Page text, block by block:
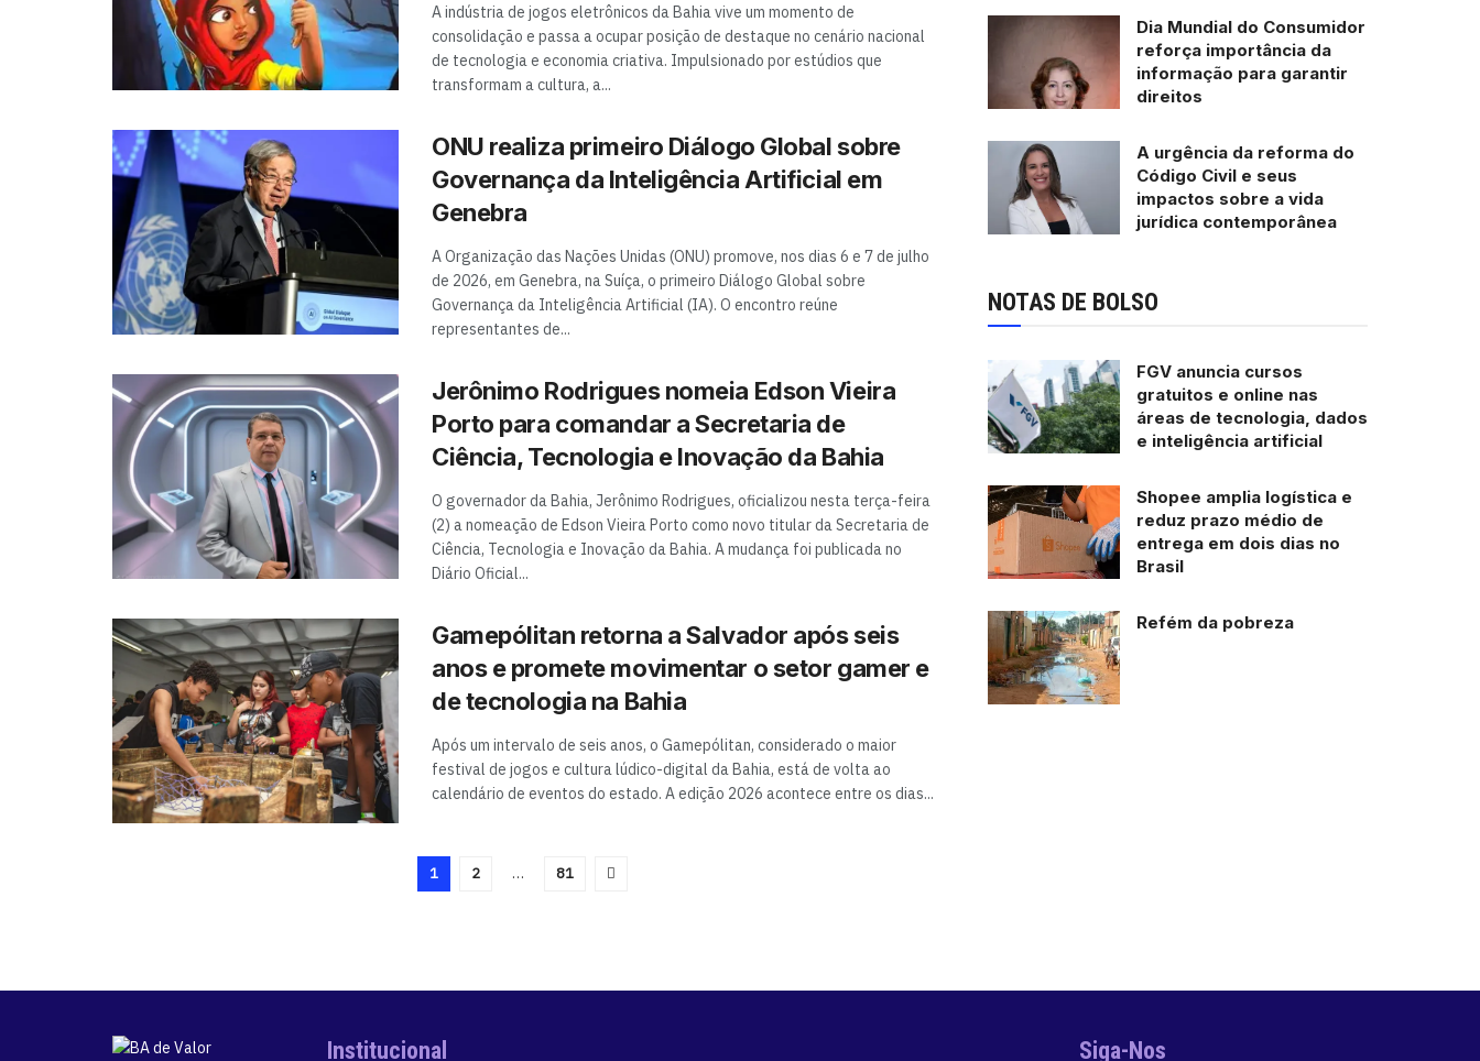
A indústria de jogos eletrônicos da Bahia vive um momento de
consolidação e passa a ocupar posição de destaque no cenário nacional
de tecnologia e economia criativa. Impulsionado por estúdios que
transformam a cultura, a...
ONU realiza primeiro Diálogo Global sobre
Governança da Inteligência Artificial em
Genebra
A Organização das Nações Unidas (ONU) promove, nos dias 6 e 7 de julho
de 2026, em Genebra, na Suíça, o primeiro Diálogo Global sobre
Governança da Inteligência Artificial (IA). O encontro reúne
representantes de...
Jerônimo Rodrigues nomeia Edson Vieira
Porto para comandar a Secretaria de
Ciência, Tecnologia e Inovação da Bahia
O governador da Bahia, Jerônimo Rodrigues, oficializou nesta terça-feira
(2) a nomeação de Edson Vieira Porto como novo titular da Secretaria de
Ciência, Tecnologia e Inovação da Bahia. A mudança foi publicada no
Diário Oficial...
Gamepólitan retorna a Salvador após seis
anos e promete movimentar o setor gamer e
de tecnologia na Bahia
Após um intervalo de seis anos, o Gamepólitan, considerado o maior
festival de jogos e cultura lúdico-digital da Bahia, está de volta ao
calendário de eventos do estado. A edição 2026 acontece entre os dias...
1 2 … 81
Dia Mundial do Consumidor
reforça importância da
informação para garantir
direitos
A urgência da reforma do
Código Civil e seus
impactos sobre a vida
jurídica contemporânea
NOTAS DE BOLSO
FGV anuncia cursos
gratuitos e online nas
áreas de tecnologia, dados
e inteligência artificial
Shopee amplia logística e
reduz prazo médio de
entrega em dois dias no
Brasil
Refém da pobreza
Institucional Siga-Nos